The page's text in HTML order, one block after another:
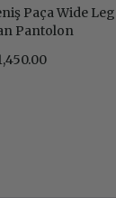
Paça Wide Leg
Pantolon